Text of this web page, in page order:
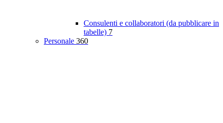
Consulenti e collaboratori (da pubblicare in
tabelle) 7
Personale 360